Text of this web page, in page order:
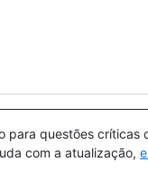
para questões críticas
com a atualização,